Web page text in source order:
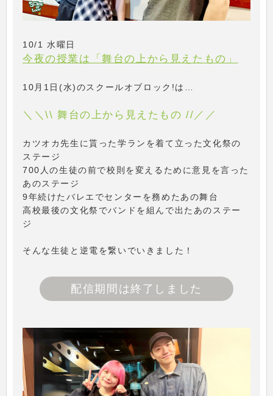
10/1 水曜日
今夜の授業は「舞台の上から見えたもの」
10月1日(水)のスクールオブロック!は…
＼＼\\ 舞台の上から見えたもの //／／
カツオカ先生に貰った学ランを着て立った文化祭の
ステージ
700人の生徒の前で校則を変えるために意見を言った
あのステージ
9年続けたバレエでセンターを務めたあの舞台
高校最後の文化祭でバンドを組んで出たあのステー
ジ
そんな生徒と逆電を繋いでいきました！
配信期間は終了しました